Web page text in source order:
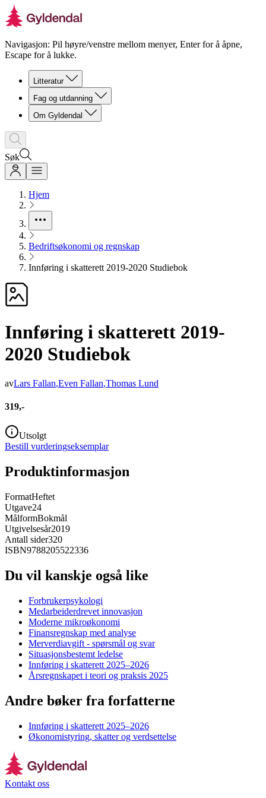
Navigasjon: Pil høyre/venstre mellom menyer, Enter for å åpne,
Escape for å lukke.
Litteratur
Fag og utdanning
Om Gyldendal
Søk
Hjem
Bedriftsøkonomi og regnskap
Innføring i skatterett 2019-2020 Studiebok
Innføring i skatterett 2019-
2020 Studiebok
avLars Fallan,Even Fallan,Thomas Lund
319,-
Utsolgt
Bestill vurderingseksemplar
Produktinformasjon
FormatHeftet
Utgave24
MålformBokmål
Utgivelsesår2019
Antall sider320
ISBN9788205522336
Du vil kanskje også like
Forbrukerpsykologi
Medarbeiderdrevet innovasjon
Moderne mikroøkonomi
Finansregnskap med analyse
Merverdiavgift - spørsmål og svar
Situasjonsbestemt ledelse
Innføring i skatterett 2025–2026
Årsregnskapet i teori og praksis 2025
Andre bøker fra forfatterne
Innføring i skatterett 2025–2026
Økonomistyring, skatter og verdsettelse
Kontakt oss